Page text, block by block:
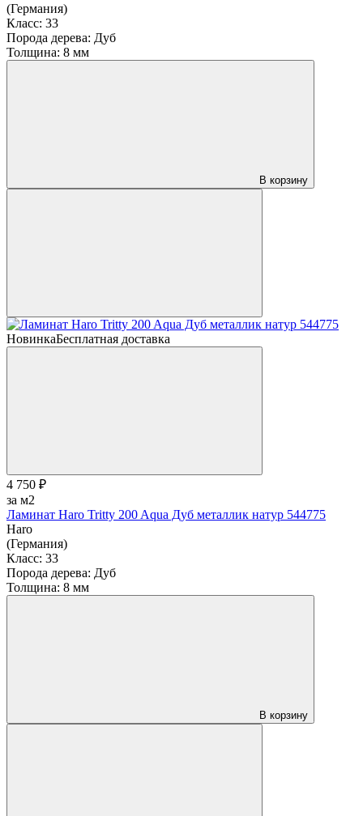
(Германия)
Класс: 33
Порода дерева: Дуб
Толщина: 8 мм
В корзину
НовинкаБесплатная доставка
4 750 ₽
за м2
Ламинат Haro Tritty 200 Aqua Дуб металлик натур 544775
Haro
(Германия)
Класс: 33
Порода дерева: Дуб
Толщина: 8 мм
В корзину